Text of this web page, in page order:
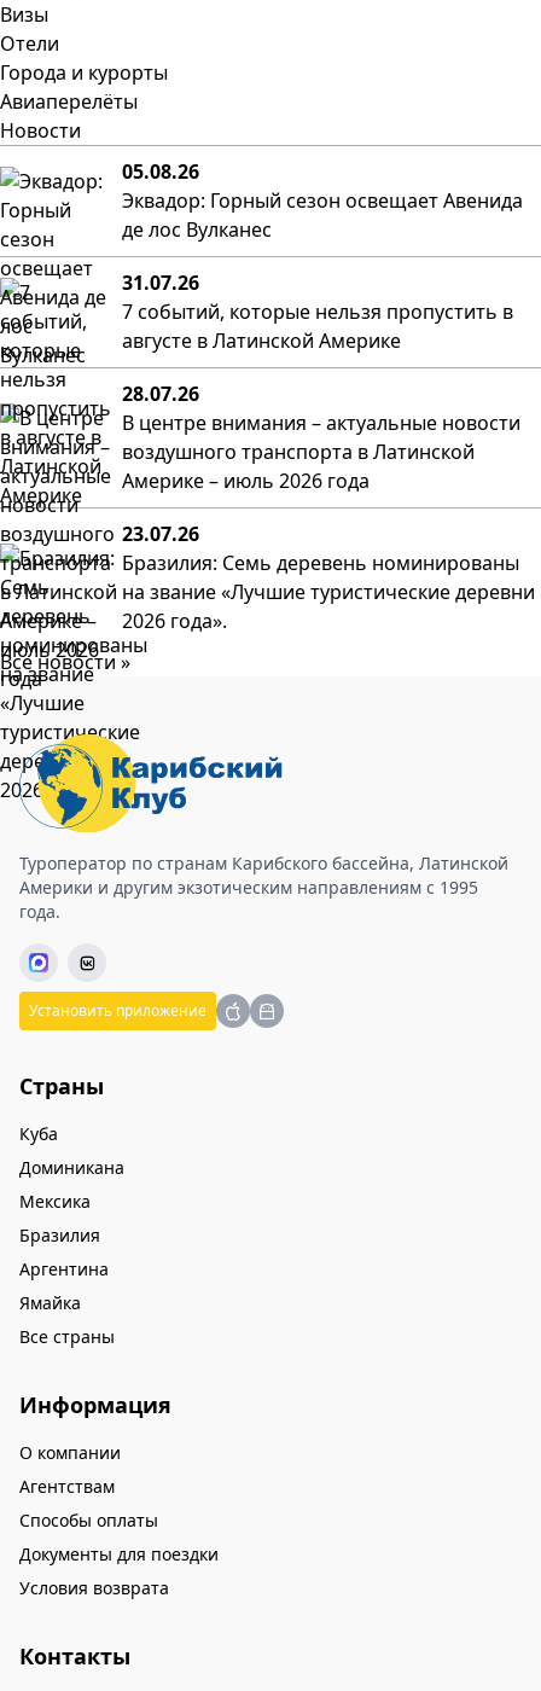
Визы
Отели
Города и курорты
Авиаперелёты
Новости
05.08.26
Эквадор: Горный сезон освещает Авенида
де лос Вулканес
31.07.26
7 событий, которые нельзя пропустить в
августе в Латинской Америке
28.07.26
В центре внимания – актуальные новости
воздушного транспорта в Латинской
Америке – июль 2026 года
23.07.26
Бразилия: Семь деревень номинированы
на звание «Лучшие туристические деревни
2026 года».
Все новости »
Туроператор по странам Карибского бассейна, Латинской
Америки и другим экзотическим направлениям с 1995
года.
Установить приложение
Страны
Куба
Доминикана
Мексика
Бразилия
Аргентина
Ямайка
Все страны
Информация
О компании
Агентствам
Способы оплаты
Документы для поездки
Условия возврата
Контакты